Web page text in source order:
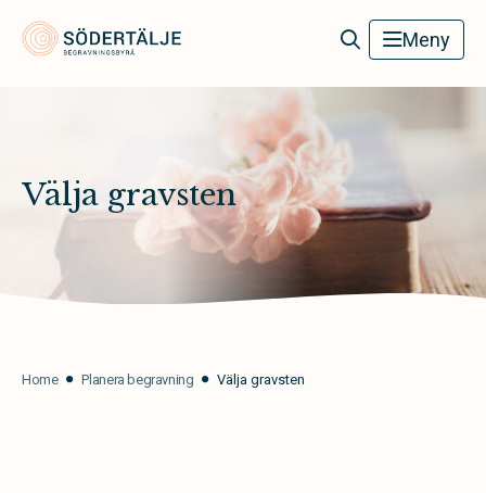
Södertälje Begravningsbyrå Meny
Välja gravsten
Home Planera begravning Välja gravsten